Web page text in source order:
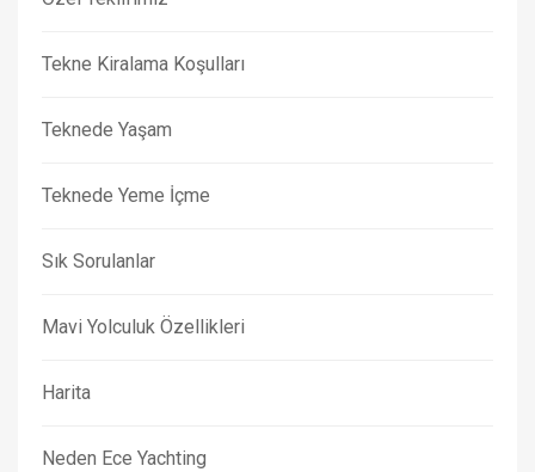
Tekne Kiralama Koşulları
Teknede Yaşam
Teknede Yeme İçme
Sık Sorulanlar
Mavi Yolculuk Özellikleri
Harita
Neden Ece Yachting